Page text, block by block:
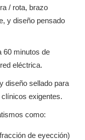
/ rota, brazo
y diseño pensado
60 minutos de
eléctrica.
diseño sellado para
exigentes.
como:
de eyección)